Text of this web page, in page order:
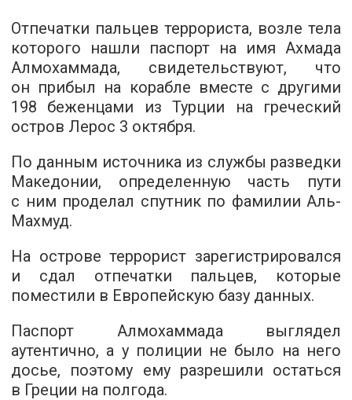
Отпечатки пальцев террориста, возле тела
которого нашли паспорт на имя Ахмада
Алмохаммада, свидетельствуют, что
он прибыл на корабле вместе с другими
198 беженцами из Турции на греческий
остров Лерос 3 октября.
По данным источника из службы разведки
Македонии, определенную часть пути
с ним проделал спутник по фамилии Аль-
Махмуд.
На острове террорист зарегистрировался
и сдал отпечатки пальцев, которые
поместили в Европейскую базу данных.
Паспорт Алмохаммада выглядел
аутентично, а у полиции не было на него
досье, поэтому ему разрешили остаться
в Греции на полгода.